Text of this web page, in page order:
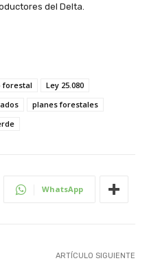
del Delta.
forestal
Ley 25.080
planes forestales
WhatsApp
ARTÍCULO SIGUIENTE